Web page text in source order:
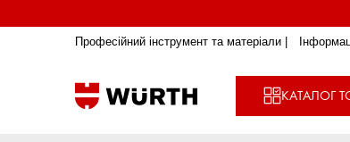
Професійний інструмент та матеріали |
КАТАЛОГ